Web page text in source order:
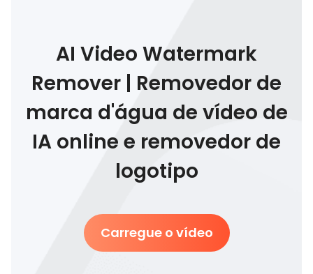
AI Video Watermark
Remover | Removedor de
marca d'água de vídeo de
IA online e removedor de
logotipo
Carregue o vídeo